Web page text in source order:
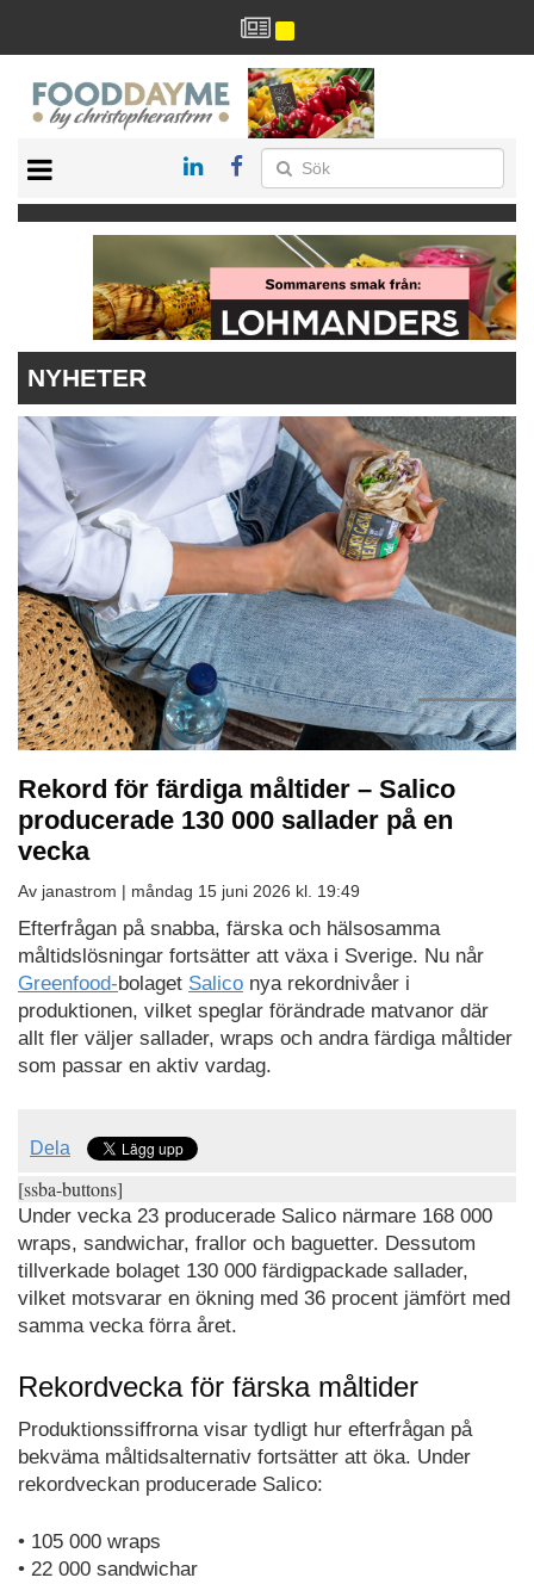
DRYCK
RECEPT
RESTAURANG
NYHETER
Rekord för färdiga måltider – Salico
producerade 130 000 sallader på en
vecka
Av janastrom | måndag 15 juni 2026 kl. 19:49
Efterfrågan på snabba, färska och hälsosamma
måltidslösningar fortsätter att växa i Sverige. Nu når
Greenfood-bolaget Salico nya rekordnivåer i
produktionen, vilket speglar förändrade matvanor där
allt fler väljer sallader, wraps och andra färdiga måltider
som passar en aktiv vardag.
Dela
[ssba-buttons]
Under vecka 23 producerade Salico närmare 168 000
wraps, sandwichar, frallor och baguetter. Dessutom
tillverkade bolaget 130 000 färdigpackade sallader,
vilket motsvarar en ökning med 36 procent jämfört med
samma vecka förra året.
Rekordvecka för färska måltider
Produktionssiffrorna visar tydligt hur efterfrågan på
bekväma måltidsalternativ fortsätter att öka. Under
rekordveckan producerade Salico:
• 105 000 wraps
• 22 000 sandwichar